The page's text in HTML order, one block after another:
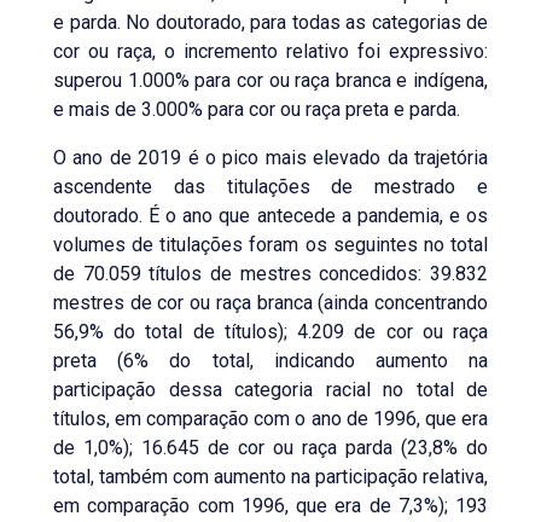
e parda. No doutorado, para todas as categorias de
cor ou raça, o incremento relativo foi expressivo:
superou 1.000% para cor ou raça branca e indígena,
e mais de 3.000% para cor ou raça preta e parda.
O ano de 2019 é o pico mais elevado da trajetória
ascendente das titulações de mestrado e
doutorado. É o ano que antecede a pandemia, e os
volumes de titulações foram os seguintes no total
de 70.059 títulos de mestres concedidos: 39.832
mestres de cor ou raça branca (ainda concentrando
56,9% do total de títulos); 4.209 de cor ou raça
preta (6% do total, indicando aumento na
participação dessa categoria racial no total de
títulos, em comparação com o ano de 1996, que era
de 1,0%); 16.645 de cor ou raça parda (23,8% do
total, também com aumento na participação relativa,
em comparação com 1996, que era de 7,3%); 193